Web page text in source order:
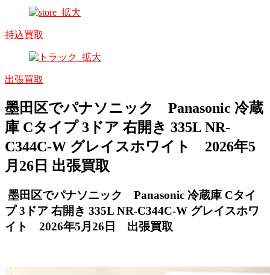
持込買取
出張買取
墨田区でパナソニック Panasonic 冷蔵
庫 Cタイプ 3ドア 右開き 335L NR-
C344C-W グレイスホワイト 2026年5
月26日 出張買取
墨田区でパナソニック Panasonic 冷蔵庫 Cタイ
プ 3ドア 右開き 335L NR-C344C-W グレイスホワ
イト 2026年5月26日 出張買取